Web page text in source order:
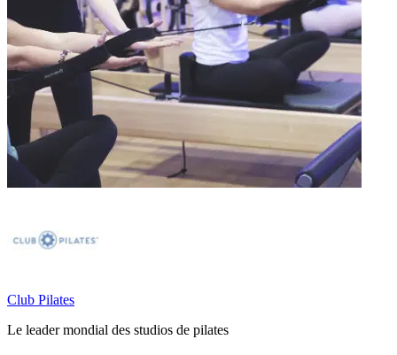
Club Pilates
Le leader mondial des studios de pilates